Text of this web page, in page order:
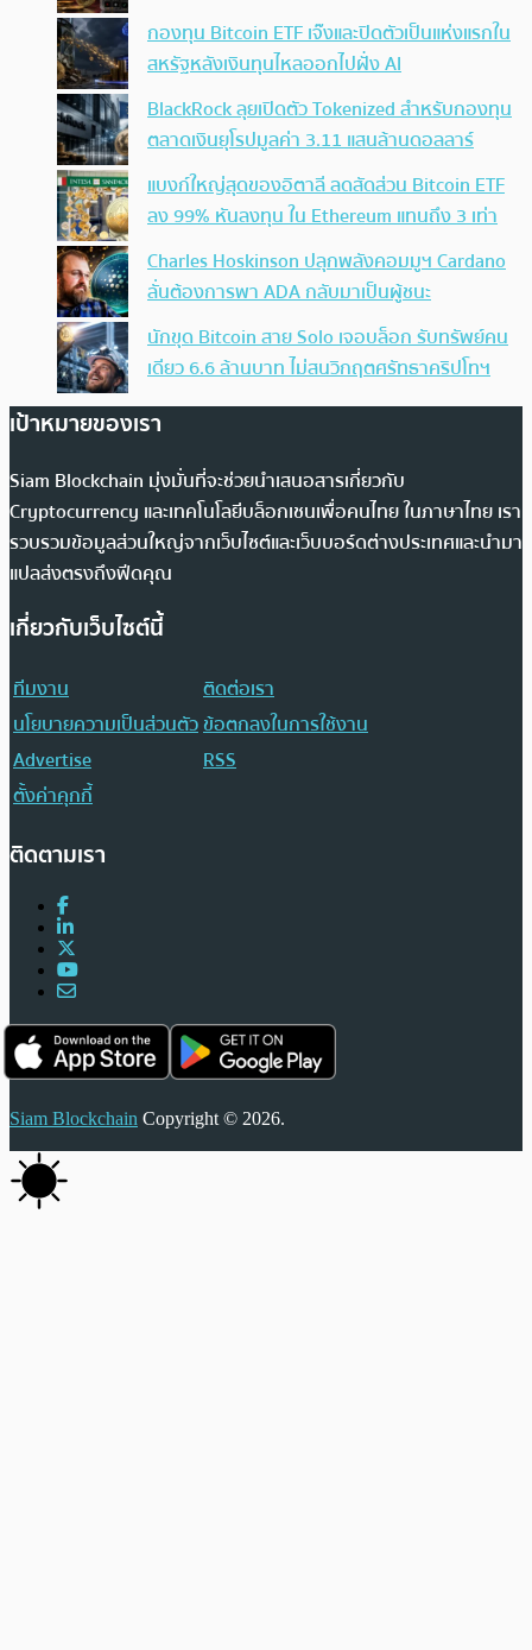
กองทุน Bitcoin ETF เจ๊งและปิดตัวเป็นแห่งแรกใน
สหรัฐหลังเงินทุนไหลออกไปฝั่ง AI
BlackRock ลุยเปิดตัว Tokenized สำหรับกองทุน
ตลาดเงินยุโรปมูลค่า 3.11 แสนล้านดอลลาร์
แบงก์ใหญ่สุดของอิตาลี ลดสัดส่วน Bitcoin ETF
ลง 99% หันลงทุน ใน Ethereum แทนถึง 3 เท่า
Charles Hoskinson ปลุกพลังคอมมูฯ Cardano
ลั่นต้องการพา ADA กลับมาเป็นผู้ชนะ
นักขุด Bitcoin สาย Solo เจอบล็อก รับทรัพย์คน
เดียว 6.6 ล้านบาท ไม่สนวิกฤตศรัทธาคริปโทฯ
เป้าหมายของเรา
Siam Blockchain มุ่งมั่นที่จะช่วยนำเสนอสารเกี่ยวกับ
Cryptocurrency และเทคโนโลยีบล็อกเชนเพื่อคนไทย ในภาษาไทย เรา
รวบรวมข้อมูลส่วนใหญ่จากเว็บไซต์และเว็บบอร์ดต่างประเทศและนำมา
แปลส่งตรงถึงฟีดคุณ
เกี่ยวกับเว็บไซต์นี้
ทีมงาน
ติดต่อเรา
นโยบายความเป็นส่วนตัวข้อตกลงในการใช้งาน
Advertise
RSS
ตั้งค่าคุกกี้
ติดตามเรา
Siam Blockchain Copyright © 2026.